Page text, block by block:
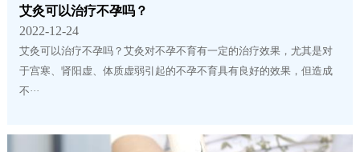
艾灸可以治疗不孕吗？
2022-12-24
艾灸可以治疗不孕吗？艾灸对不孕不育有一定的治疗效果，尤其是对
于宫寒、肾阳虚、体质虚弱引起的不孕不育具有良好的效果，但造成
不···